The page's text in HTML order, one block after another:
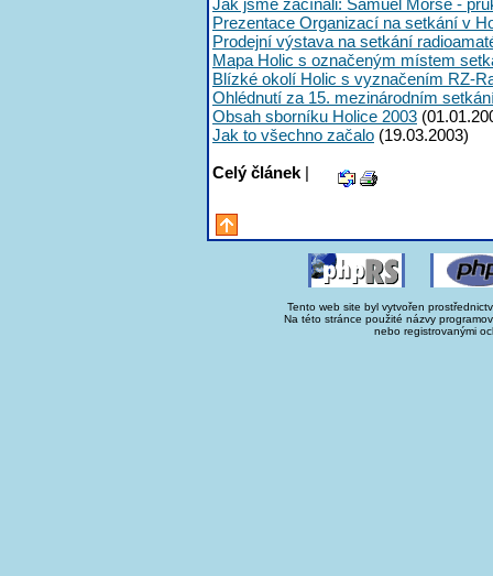
Prezentace Organizací na setkání v
Prodejní výstava na setkání
Mapa Holic s označeným místem
Blízké okolí Holic s vyznačením RZ-
Ohlédnutí za 15. mezinárodním
Obsah sborníku Holice 2003
Jak to všechno začalo (19.03.2003)
Celý článek |
Tento web site byl vytvořen
Na této stránce použité názvy
nebo registrovanými